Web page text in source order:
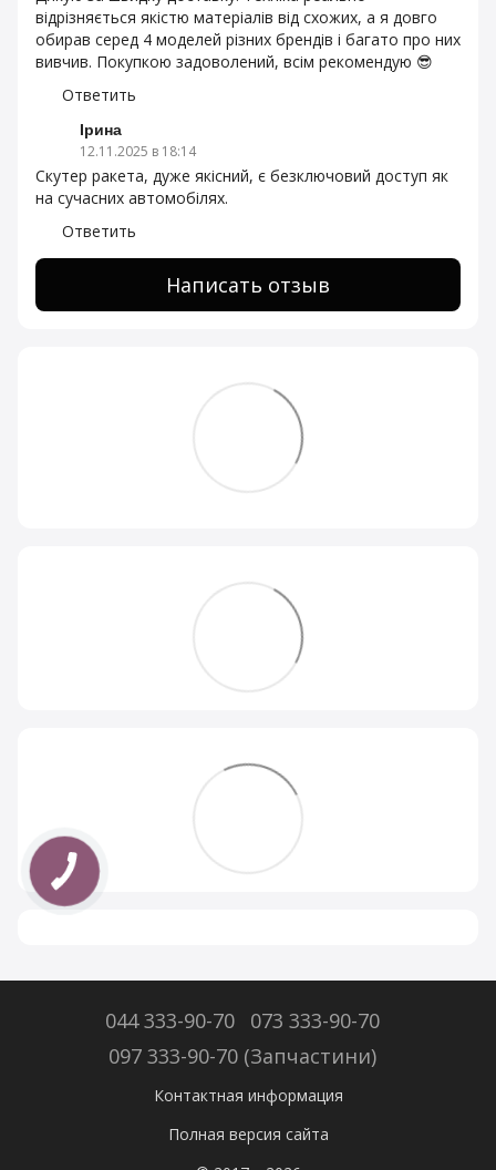
відрізняється якістю матеріалів від схожих, а я довго
обирав серед 4 моделей різних брендів і багато про них
вивчив. Покупкою задоволений, всім рекомендую 😎
Ответить
Ірина
12.11.2025 в 18:14
Скутер ракета, дуже якісний, є безключовий доступ як
на сучасних автомобілях.
Ответить
Написать отзыв
044 333-90-70
073 333-90-70
097 333-90-70 (Запчастини)
Контактная информация
Полная версия сайта